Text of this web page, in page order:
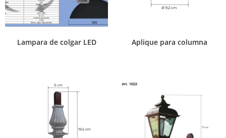
Lampara de colgar LED Aplique para columna